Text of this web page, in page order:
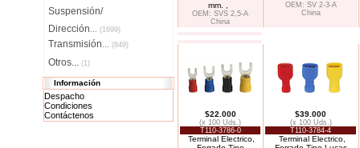
Suspensión/
Dirección... (1699)
Transmisión... (849)
Otros... (1)
Información
Despacho
Condiciones
Contáctenos
mm. ,
OEM: SVS 2,5-A
China
OEM: SV 2-3-A
China
$22.000
(x 100 Uds.)
T110-3786-0
Terminal Electrico,
$39.000
(x 100 Uds.)
T110-3784-4
Terminal Electrico,